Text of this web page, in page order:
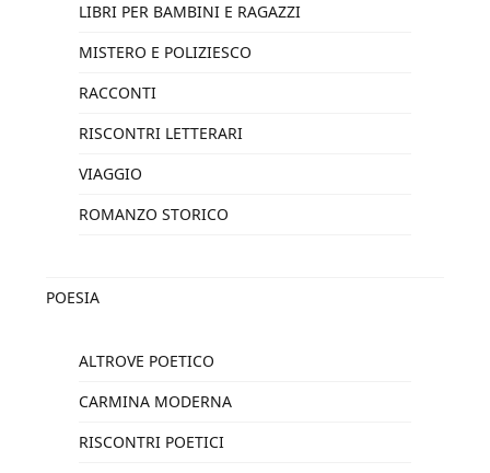
LIBRI PER BAMBINI E RAGAZZI
MISTERO E POLIZIESCO
RACCONTI
RISCONTRI LETTERARI
VIAGGIO
ROMANZO STORICO
POESIA
ALTROVE POETICO
CARMINA MODERNA
RISCONTRI POETICI